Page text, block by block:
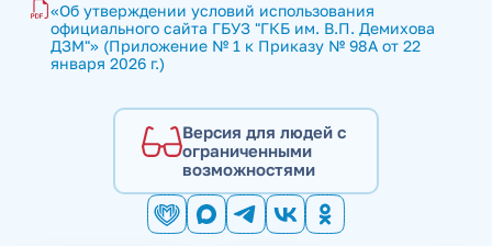
«Об утверждении условий использования
официального сайта ГБУЗ "ГКБ им. В.П. Демихова
ДЗМ"» (Приложение № 1 к Приказу № 98А от 22
января 2026 г.)
Версия для людей с
ограниченными
возможностями